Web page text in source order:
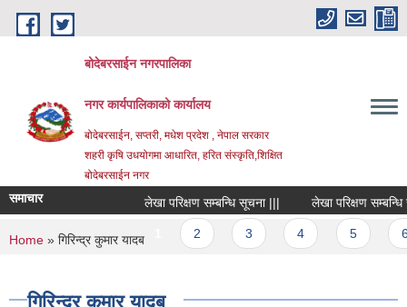
Skip to main content
बोदेबरसाईन नगरपालिका
नगर कार्यपालिकाको कार्यालय
बोदेबरसाईन, सप्तरी, मधेश प्रदेश , नेपाल सरकार
शहरी कृषि उधयोगमा आधारित, हरित संस्कृति,शिक्षित
बोदेबरसाईन नगर
समाचार लेखा परिक्षण सम्बन्धि सूचना ||| लेखा परिक्षण सम्बन्धि
Pages
1
You are here
Home » गिरिन्द्र कुमार यादब
गिरिन्द्र कुमार यादब